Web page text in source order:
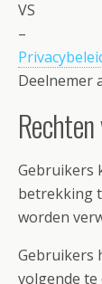
VS
–
Deelnemer
Gebruikers
betrekking
worden
Gebruikers
volgende te